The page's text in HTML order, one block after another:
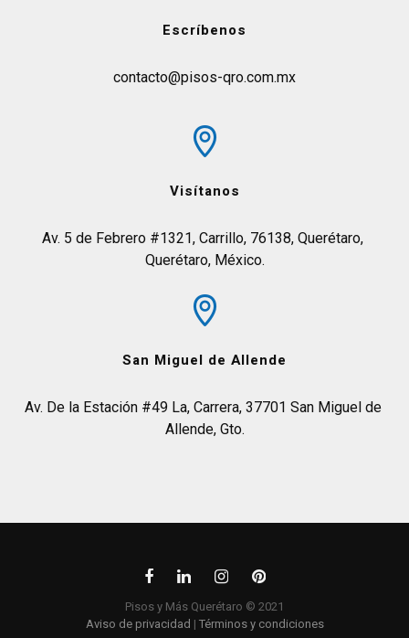
Escríbenos
contacto@pisos-qro.com.mx
Visítanos
Av. 5 de Febrero #1321, Carrillo, 76138, Querétaro,
Querétaro, México.
San Miguel de Allende
Av. De la Estación #49 La, Carrera, 37701 San Miguel de
Allende, Gto.
Pisos y Más Querétaro © 2021
Aviso de privacidad | Términos y condiciones